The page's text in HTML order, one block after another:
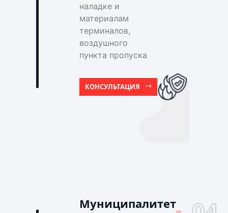
наладке и
материалам
терминалов,
воздушного
пункта пропуска
КОНСУЛЬТАЦИЯ
Муниципалитет